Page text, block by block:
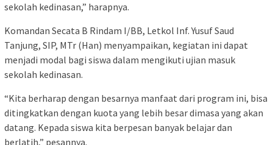
sekolah kedinasan,” harapnya.
Komandan Secata B Rindam I/BB, Letkol Inf. Yusuf Saud
Tanjung, SIP, MTr (Han) menyampaikan, kegiatan ini dapat
menjadi modal bagi siswa dalam mengikuti ujian masuk
sekolah kedinasan.
“Kita berharap dengan besarnya manfaat dari program ini, bisa
ditingkatkan dengan kuota yang lebih besar dimasa yang akan
datang. Kepada siswa kita berpesan banyak belajar dan
berlatih,” pesannya.